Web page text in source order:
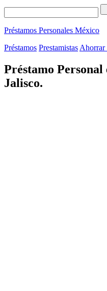
Préstamos Personales México
Préstamos Prestamistas Ahorrar
Préstamo
Jalisco.